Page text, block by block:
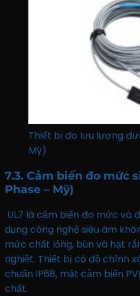
Thiết bị đo lưu lượng
Mỹ)
7.3. Cảm biến đo mức
Phase – Mỹ)
UL7 là cảm biến đo mức và
dụng công nghệ siêu âm
mức chất lỏng, bùn và hạt
nghiệt. Thiết bị có độ chính
chuẩn IP68, mặt cảm biến
chất.